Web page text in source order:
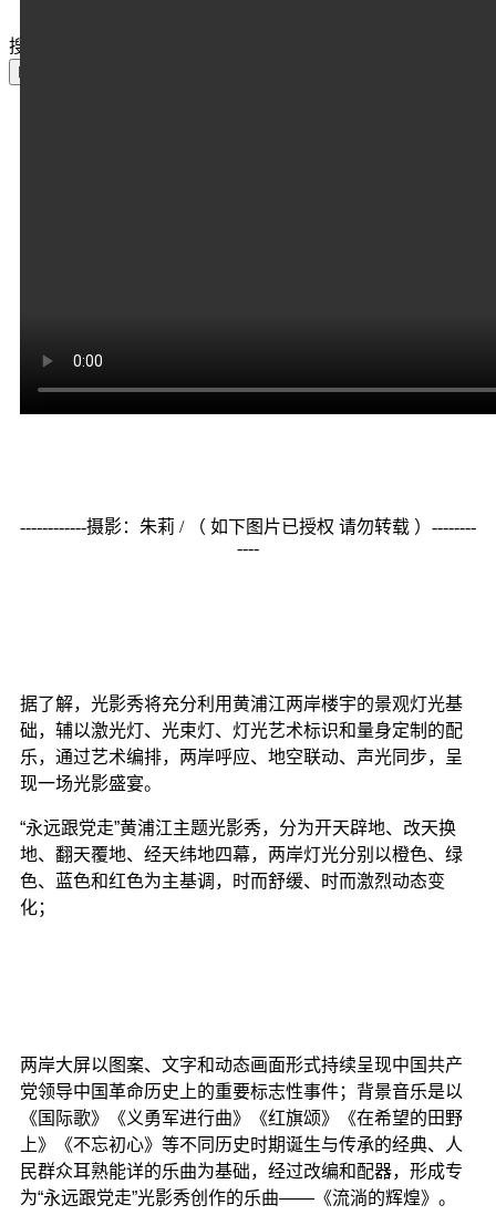
搜索：
------------摄影：朱莉 / （ 如下图片已授权 请勿转载 ）--------
----
据了解，光影秀将充分利用黄浦江两岸楼宇的景观灯光基
础，辅以激光灯、光束灯、灯光艺术标识和量身定制的配
乐，通过艺术编排，两岸呼应、地空联动、声光同步，呈
现一场光影盛宴。
“永远跟党走”黄浦江主题光影秀，分为开天辟地、改天换
地、翻天覆地、经天纬地四幕，两岸灯光分别以橙色、绿
色、蓝色和红色为主基调，时而舒缓、时而激烈动态变
化；
两岸大屏以图案、文字和动态画面形式持续呈现中国共产
党领导中国革命历史上的重要标志性事件；背景音乐是以
《国际歌》《义勇军进行曲》《红旗颂》《在希望的田野
上》《不忘初心》等不同历史时期诞生与传承的经典、人
民群众耳熟能详的乐曲为基础，经过改编和配器，形成专
为“永远跟党走”光影秀创作的乐曲——《流淌的辉煌》。